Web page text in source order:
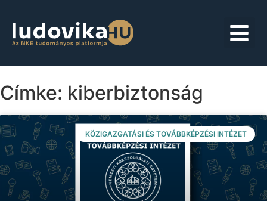
Címke: kiberbiztonság
KÖZIGAZGATÁSI ÉS TOVÁBBKÉPZÉSI INTÉZET